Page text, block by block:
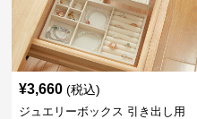
¥3,660 (税込)
ジュエリーボックス 引き出し用